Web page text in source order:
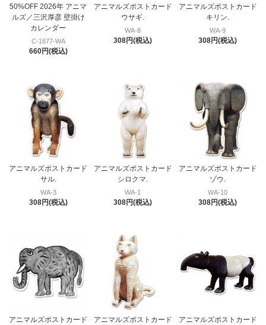
50%OFF 2026年 アニマ
ルズ／三沢厚彦 壁掛け
カレンダー
C-1677-WA
660円(税込)
アニマルズポストカード
ウサギ.
WA-8
308円(税込)
アニマルズポストカード
キリン.
WA-9
308円(税込)
アニマルズポストカード
サル.
WA-3
308円(税込)
アニマルズポストカード
シロクマ.
WA-1
308円(税込)
アニマルズポストカード
ゾウ.
WA-10
308円(税込)
アニマルズポストカード
アニマルズポストカード
アニマルズポストカード